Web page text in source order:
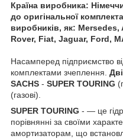
Країна виробника:
до оригінальної
виробників, як:
Rover, Fiat, Jaguar, Ford,
Насамперед підприємство
комплектами зчеплення.
SACHS - SUPER TOURING
(газові).
SUPER TOURING - — це
порівнянні за своїми
амортизаторам, що